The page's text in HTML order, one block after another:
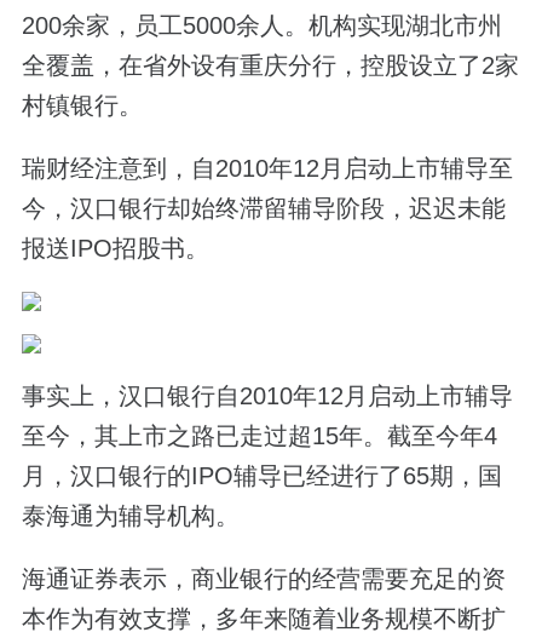
200余家，员工5000余人。机构实现湖北市州
全覆盖，在省外设有重庆分行，控股设立了2家
村镇银行。
瑞财经注意到，自2010年12月启动上市辅导至
今，汉口银行却始终滞留辅导阶段，迟迟未能
报送IPO招股书。
事实上，汉口银行自2010年12月启动上市辅导
至今，其上市之路已走过超15年。截至今年4
月，汉口银行的IPO辅导已经进行了65期，国
泰海通为辅导机构。
海通证券表示，商业银行的经营需要充足的资
本作为有效支撑，多年来随着业务规模不断扩